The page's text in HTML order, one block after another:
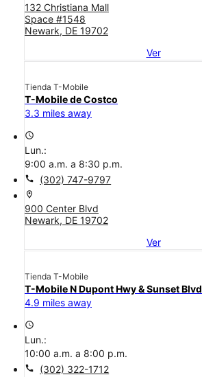
132 Christiana Mall
Space #1548
Newark, DE 19702
Ver
Tienda T-Mobile
T-Mobile de Costco
3.3 miles away
access_time
Lun.:
9:00 a.m. a 8:30 p.m.
call (302) 747-9797
location_on
900 Center Blvd
Newark, DE 19702
Ver
Tienda T-Mobile
T-Mobile N Dupont Hwy & Sunset Blvd
4.9 miles away
access_time
Lun.:
10:00 a.m. a 8:00 p.m.
call (302) 322-1712